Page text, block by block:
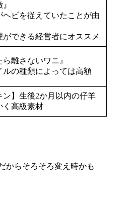
ヘビを従えていたことが由
できる経営者にオススメ
ら離さないワニ』
ルの種類によっては高額
ン】生後2か月以内の仔羊
高級素材
からそろそろ変え時かも